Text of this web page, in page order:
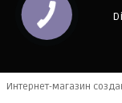
Интернет-магазин